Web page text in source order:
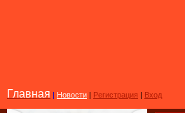
Главная | Новости | Регистрация | Вход